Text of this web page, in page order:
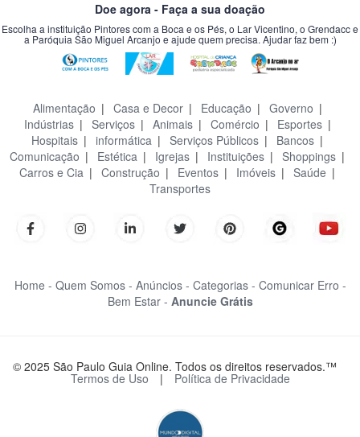
Doe agora - Faça a sua doação
Escolha a instituição Pintores com a Boca e os Pés, o Lar Vicentino, o Grendacc e
a Paróquia São Miguel Arcanjo e ajude quem precisa. Ajudar faz bem :)
Alimentação | Casa e Decor| Educação | Governo |
Indústrias| Serviços| Animais| Comércio | Esportes|
Hospitais | informática | Serviços Públicos | Bancos |
Comunicação | Estética | Igrejas | Instituições | Shoppings |
Carros e Cia | Construção | Eventos | Imóveis | Saúde |
Transportes
Home - Quem Somos - Anúncios - Categorias - Comunicar Erro -
Bem Estar - Anuncie Grátis
© 2025 São Paulo Guia Online. Todos os direitos reservados.™
Termos de Uso | Política de Privacidade